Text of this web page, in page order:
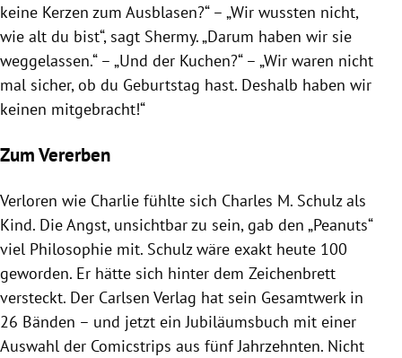
Untermenü
keine Kerzen zum Ausblasen?“ – „Wir wussten nicht,
wie alt du bist“, sagt Shermy. „Darum haben wir sie
weggelassen.“ – „Und der Kuchen?“ – „Wir waren nicht
mal sicher, ob du Geburtstag hast. Deshalb haben wir
keinen mitgebracht!“
Zum Vererben
Verloren wie Charlie fühlte sich Charles M. Schulz als
Kind. Die Angst, unsichtbar zu sein, gab den „Peanuts“
viel Philosophie mit. Schulz wäre exakt heute 100
geworden. Er hätte sich hinter dem Zeichenbrett
versteckt. Der Carlsen Verlag hat sein Gesamtwerk in
26 Bänden – und jetzt ein Jubiläumsbuch mit einer
Auswahl der Comicstrips aus fünf Jahrzehnten. Nicht